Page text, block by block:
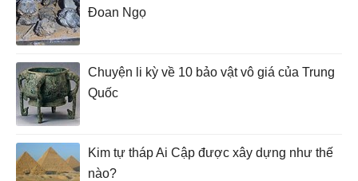
Đoan Ngọ
Chuyện li kỳ về 10 bảo vật vô giá của Trung
Quốc
Kim tự tháp Ai Cập được xây dựng như thế
nào?